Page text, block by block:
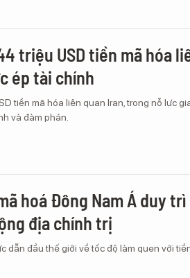
triệu USD tiền mã hóa
ép tài chính
tiền mã hóa liên quan Iran, trong nỗ lực
và đàm phán.
hoá Đông Nam Á duy
địa chính trị
dẫn đầu thế giới về tốc độ làm quen với